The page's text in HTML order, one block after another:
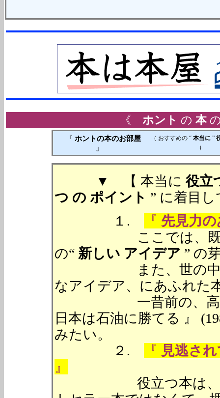
《ホント の本
『 ホントの本のお部屋
』
（ おすすめの “ 本当に ”
）
▼ 【 本当に 役立
つ の ポイント ” に着目
１.
『 先見力
ここでは、既存の
の“ 新しい アイデア ” の
また、世の中の先
なアイデア、にあふれた
一昔前の、高橋 亀
日本は石油に勝てる 』
みたい。
２.
『 見逃さ
』
役立つ本は、必ず